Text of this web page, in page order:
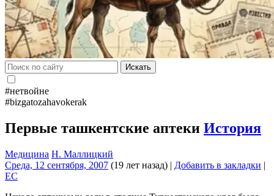
Искать
#нетвойне
#bizgatozahavokerak
Первые ташкентские аптеки История
Медицина Н. Маллицкий
Среда, 12 сентября, 2007 (19 лет назад) | Добавить в закладки |
EC